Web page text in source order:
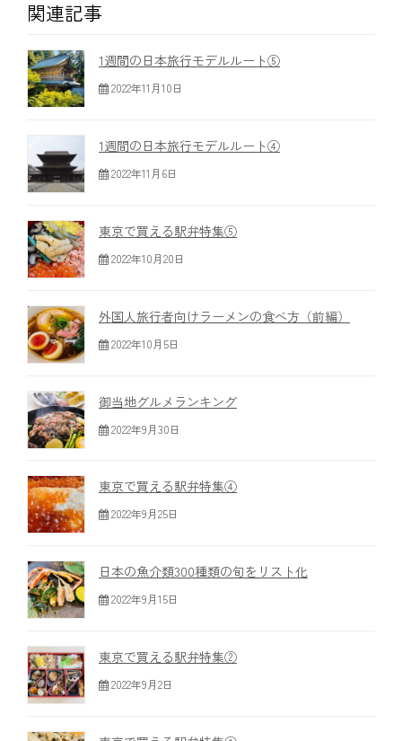
e
b
o
ok
関連記事
1週間の日本旅行モデルルート⑤
2022年11月10日
1週間の日本旅行モデルルート④
2022年11月6日
東京で買える駅弁特集⑤
2022年10月20日
外国人旅行者向けラーメンの食べ方（前編）
2022年10月5日
御当地グルメランキング
2022年9月30日
東京で買える駅弁特集④
2022年9月25日
日本の魚介類300種類の旬をリスト化
2022年9月15日
東京で買える駅弁特集②
2022年9月2日